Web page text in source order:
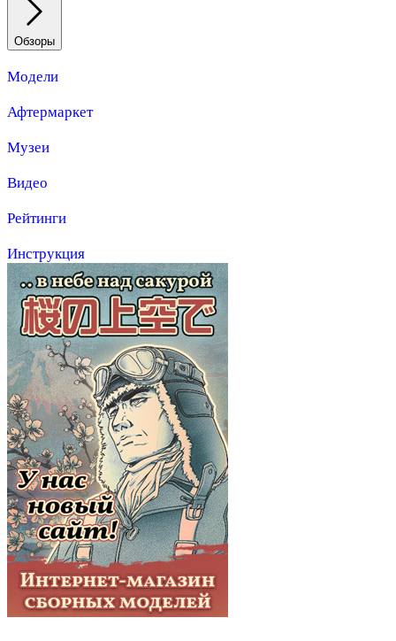
Обзоры
Модели
Афтермаркет
Музеи
Видео
Рейтинги
Инструкция